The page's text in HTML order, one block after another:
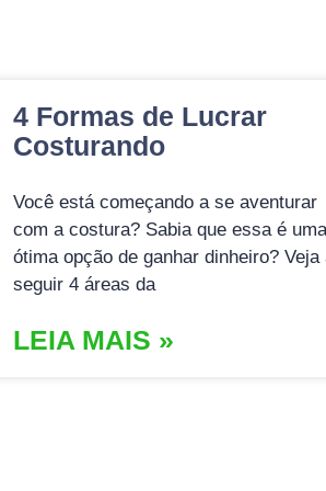
4 Formas de Lucrar
Costurando
Você está começando a se aventurar
com a costura? Sabia que essa é uma
ótima opção de ganhar dinheiro? Veja
seguir 4 áreas da
LEIA MAIS »